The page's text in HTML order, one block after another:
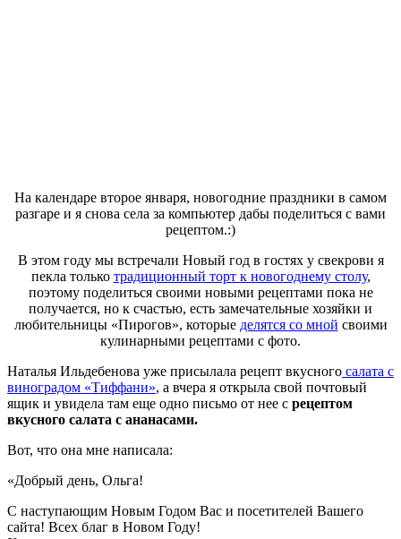
На календаре второе января, новогодние праздники в самом
разгаре и я снова села за компьютер дабы поделиться с вами
рецептом.:)
В этом году мы встречали Новый год в гостях у свекрови я
пекла только традиционный торт к новогоднему столу,
поэтому поделиться своими новыми рецептами пока не
получается, но к счастью, есть замечательные хозяйки и
любительницы «Пирогов», которые делятся со мной своими
кулинарными рецептами с фото.
Наталья Ильдебенова уже присылала рецепт вкусного салата с
виноградом «Тиффани», а вчера я открыла свой почтовый
ящик и увидела там еще одно письмо от нее с рецептом
вкусного салата с ананасами.
Вот, что она мне написала:
«Добрый день, Ольга!
С наступающим Новым Годом Вас и посетителей Вашего
сайта! Всех благ в Новом Году!